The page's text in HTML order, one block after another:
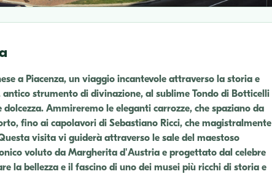
a Piacenza, un viaggio incantevole attraverso la storia e
strumento di divinazione, al sublime Tondo di Botticelli
Ammireremo le eleganti carrozze, che spaziano da
fino ai capolavori di Sebastiano Ricci, che magistralmente
visita vi guiderà attraverso le sale del maestoso
voluto da Margherita d'Austria e progettato dal celebre
la bellezza e il fascino di uno dei musei più ricchi di storia e